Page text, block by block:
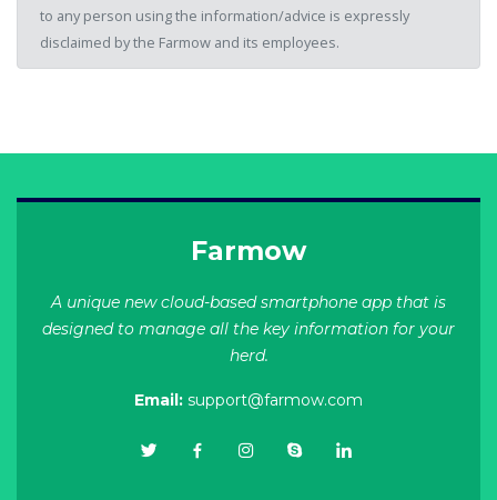
to any person using the information/advice is expressly
disclaimed by the Farmow and its employees.
Farmow
A unique new cloud-based smartphone app that is
designed to manage all the key information for your
herd.
Email: support@farmow.com